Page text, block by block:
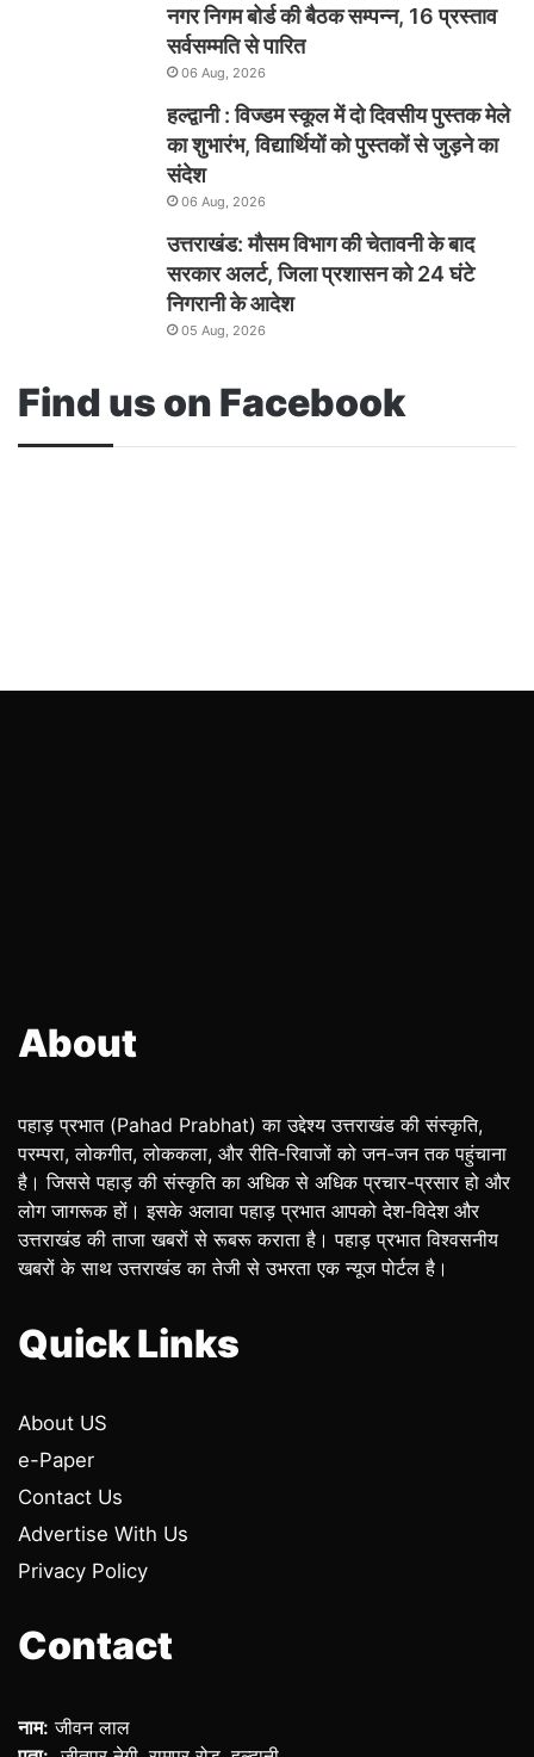
नगर निगम बोर्ड की बैठक सम्पन्न, 16 प्रस्ताव
सर्वसम्मति से पारित
06 Aug, 2026
हल्द्वानी : विज्डम स्कूल में दो दिवसीय पुस्तक मेले
का शुभारंभ, विद्यार्थियों को पुस्तकों से जुड़ने का
संदेश
06 Aug, 2026
उत्तराखंड: मौसम विभाग की चेतावनी के बाद
सरकार अलर्ट, जिला प्रशासन को 24 घंटे
निगरानी के आदेश
05 Aug, 2026
Find us on Facebook
About
पहाड़ प्रभात (Pahad Prabhat) का उद्देश्य उत्तराखंड की संस्कृति,
परम्परा, लोकगीत, लोककला, और रीति-रिवाजों को जन-जन तक पहुंचाना
है। जिससे पहाड़ की संस्कृति का अधिक से अधिक प्रचार-प्रसार हो और
लोग जागरूक हों। इसके अलावा पहाड़ प्रभात आपको देश-विदेश और
उत्तराखंड की ताजा खबरों से रूबरू कराता है। पहाड़ प्रभात विश्वसनीय
खबरों के साथ उत्तराखंड का तेजी से उभरता एक न्यूज पोर्टल है।
Quick Links
About US
e-Paper
Contact Us
Advertise With Us
Privacy Policy
Contact
नाम: जीवन लाल